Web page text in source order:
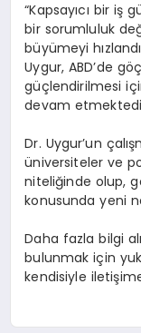
“Kapsayıcı bir iş
bir sorumluluk
büyümeyi
Uygur, ABD’de
güçlendirilmesi
devam
Dr. Uygur’un
üniversiteler ve
niteliğinde olup,
konusunda yeni
Daha fazla bilgi
bulunmak için
kendisiyle